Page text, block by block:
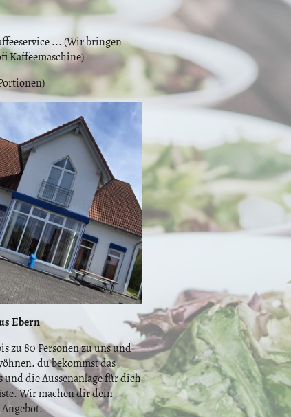
... (Wir bringen
Kaffeemaschine)
Ebern
zu 80 Personen zu uns und
du bekommst das
und die Aussenanlage für dich
Wir machen dir dein